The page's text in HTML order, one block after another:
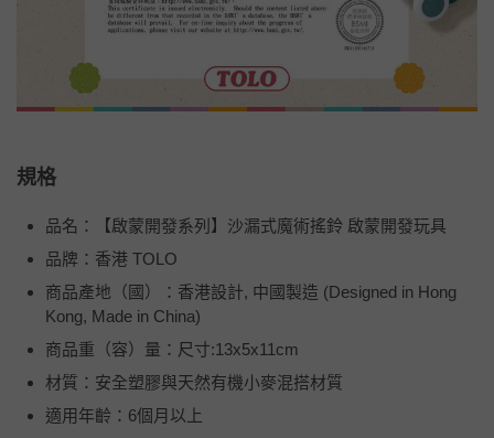
規格
品名：【啟蒙開發系列】沙漏式魔術搖鈴 啟蒙開發玩具
品牌：香港 TOLO
商品產地（國）：香港設計, 中國製造 (Designed in Hong
Kong, Made in China)
商品重（容）量：尺寸:13x5x11cm
材質：安全塑膠與天然有機小麥混搭材質
適用年齡：6個月以上